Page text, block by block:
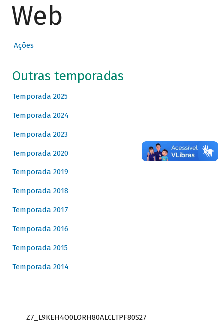
Web
Ações
Outras temporadas
Temporada 2025
Temporada 2024
Temporada 2023
Temporada 2020
Temporada 2019
Temporada 2018
Temporada 2017
Temporada 2016
Temporada 2015
Temporada 2014
Z7_L9KEH4O0LORH80ALCLTPF80S27